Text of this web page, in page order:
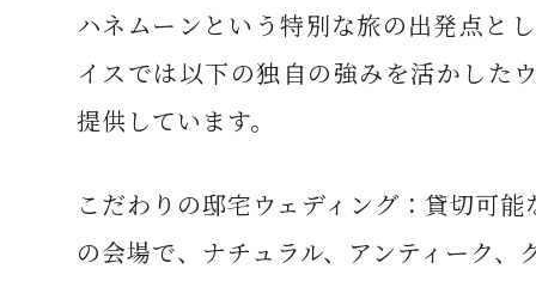
ハネムーンという特別な旅の出発点と
イスでは以下の独自の強みを活かした
提供しています。
こだわりの邸宅ウェディング： 貸切可能
の会場で、ナチュラル、アンティーク、